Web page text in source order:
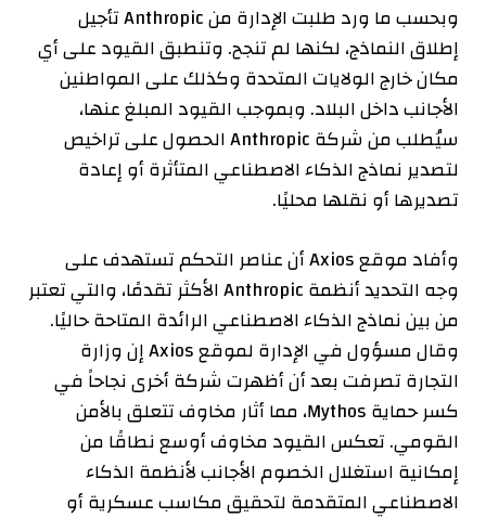
وبحسب ما ورد طلبت الإدارة من Anthropic تأجيل
إطلاق النماذج، لكنها لم تنجح. وتنطبق القيود على أي
مكان خارج الولايات المتحدة وكذلك على المواطنين
الأجانب داخل البلاد. وبموجب القيود المبلغ عنها،
سيُطلب من شركة Anthropic الحصول على تراخيص
لتصدير نماذج الذكاء الاصطناعي المتأثرة أو إعادة
تصديرها أو نقلها محليًا.
وأفاد موقع Axios أن عناصر التحكم تستهدف على
وجه التحديد أنظمة Anthropic الأكثر تقدمًا، والتي تعتبر
من بين نماذج الذكاء الاصطناعي الرائدة المتاحة حاليًا.
وقال مسؤول في الإدارة لموقع Axios إن وزارة
التجارة تصرفت بعد أن أظهرت شركة أخرى نجاحاً في
كسر حماية Mythos، مما أثار مخاوف تتعلق بالأمن
القومي. تعكس القيود مخاوف أوسع نطاقًا من
إمكانية استغلال الخصوم الأجانب لأنظمة الذكاء
الاصطناعي المتقدمة لتحقيق مكاسب عسكرية أو